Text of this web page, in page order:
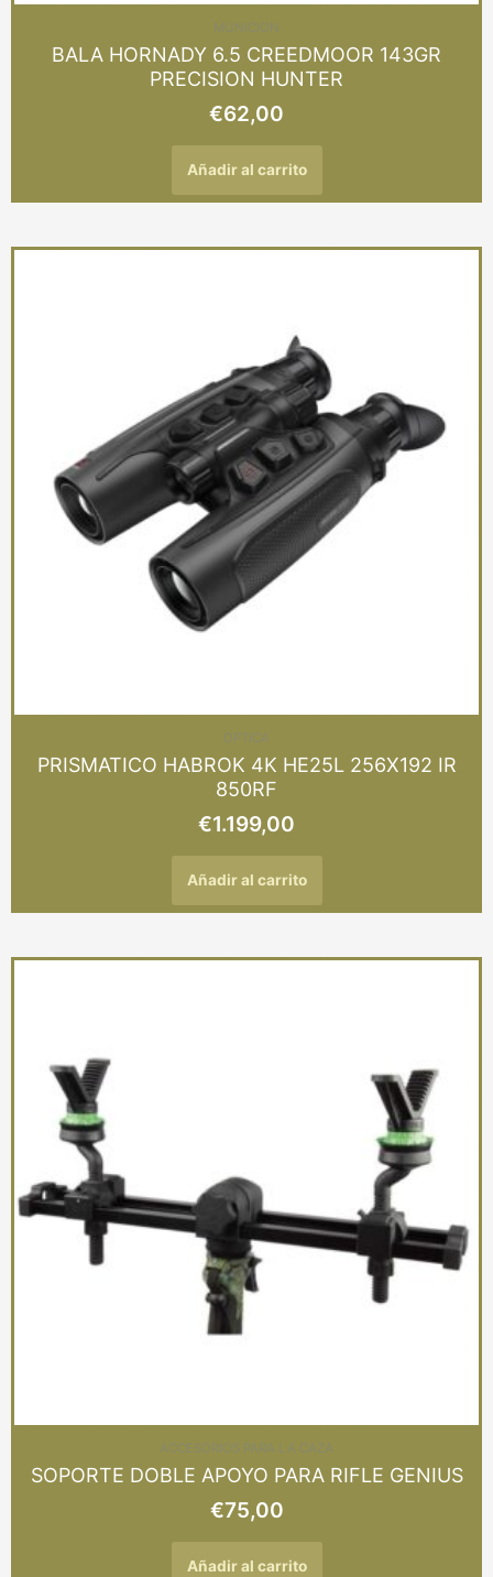
MUNICION
BALA HORNADY 6.5 CREEDMOOR 143GR
PRECISION HUNTER
€62,00
Añadir al carrito
OPTICA
PRISMATICO HABROK 4K HE25L 256X192 IR
850RF
€1.199,00
Añadir al carrito
ACCESORIOS PARA LA CAZA
SOPORTE DOBLE APOYO PARA RIFLE GENIUS
€75,00
Añadir al carrito